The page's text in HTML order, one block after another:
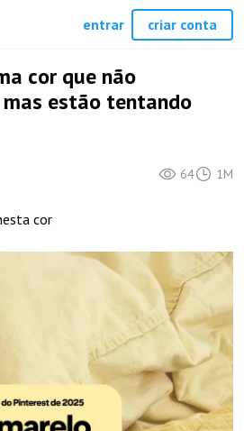
cor que não
estão tentando
64 1M
cor
entrar criar conta